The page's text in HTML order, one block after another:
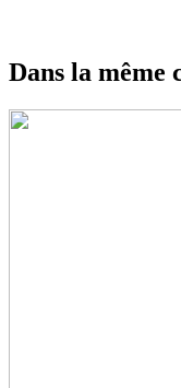
Dans la même